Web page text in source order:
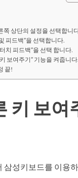
쪽 상단의 설정을 선택합니
피드백”을 선택합니다.
치 피드백”을 선택 합니다.
보여주기” 기능을 켜줍니다.
끝!
키 보여
삼성키보드를 이용